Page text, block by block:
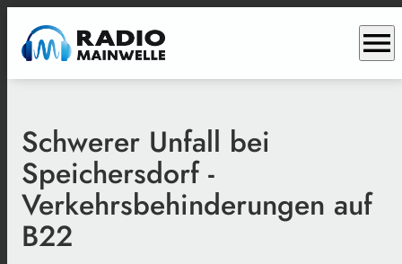
menu
Schwerer Unfall bei
Speichersdorf -
Verkehrsbehinderungen auf
B22